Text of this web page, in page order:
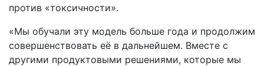
против «токсичности».
«Мы обучали эту модель больше года и продолжим
совершенствовать её в дальнейшем. Вместе с
другими продуктовыми решениями, которые мы